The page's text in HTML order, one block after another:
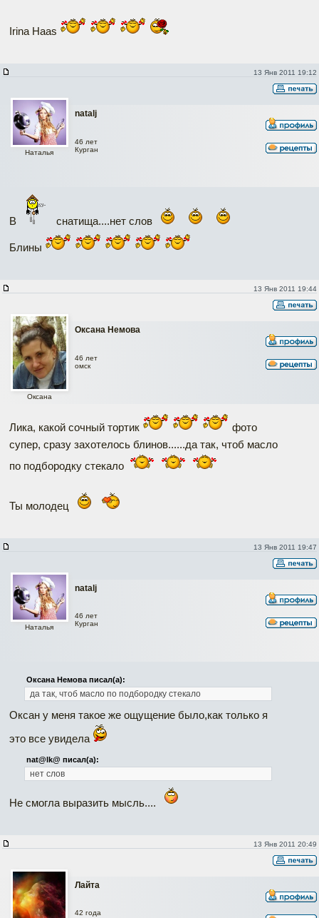
Irina Haas
13 Янв 2011 19:12
natalj
Наталья
46 лет
Курган
В снатища....нет слов
Блины
13 Янв 2011 19:44
Оксана Немова
Оксана
46 лет
омск
Лика, какой сочный тортик
фото
супер, сразу захотелось блинов......да так, чтоб масло
по подбородку стекало
Ты молодец
13 Янв 2011 19:47
natalj
Наталья
46 лет
Курган
Оксана Немова писал(а):
да так, чтоб масло по подбородку стекало
Оксан у меня такое же ощущение было,как только я
это все увидела
nat@lk@ писал(а):
нет слов
Не смогла выразить мысль....
13 Янв 2011 20:49
Лайта
42 года